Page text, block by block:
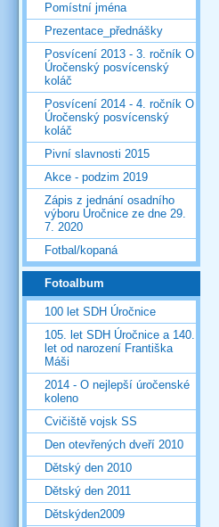
Pomístní jména
Prezentace_přednášky
Posvícení 2013 - 3. ročník O
Úročenský posvícenský
koláč
Posvícení 2014 - 4. ročník O
Úročenský posvícenský
koláč
Pivní slavnosti 2015
Akce - podzim 2019
Zápis z jednání osadního
výboru Úročnice ze dne 29.
7. 2020
Fotbal/kopaná
Fotoalbum
100 let SDH Úročnice
105. let SDH Úročnice a 140.
let od narození Františka
Máši
2014 - O nejlepší úročenské
koleno
Cvičiště vojsk SS
Den otevřených dveří 2010
Dětský den 2010
Dětský den 2011
Dětskýden2009